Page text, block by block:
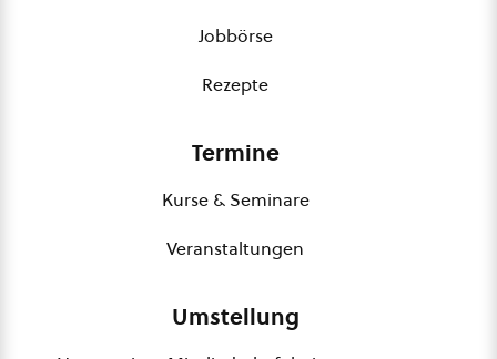
Jobbörse
Rezepte
Termine
Kurse & Seminare
Veranstaltungen
Umstellung